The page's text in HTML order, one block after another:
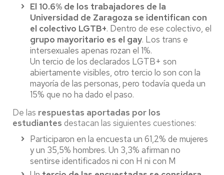
El 10.6% de los trabajadores de la
Universidad de Zaragoza se identifican con
el colectivo LGTB+. Dentro de ese colectivo, el
grupo mayoritario es el gay. Los trans e
intersexuales apenas rozan el 1%.
Un tercio de los declarados LGTB+ son
abiertamente visibles, otro tercio lo son con la
mayoría de las personas, pero todavía queda un
15% que no ha dado el paso.
De las respuestas aportadas por los
estudiantes destacan las siguientes cuestiones:
Participaron en la encuesta un 61,2% de mujeres
y un 35,5% hombres. Un 3,3% afirman no
sentirse identificados ni con H ni con M